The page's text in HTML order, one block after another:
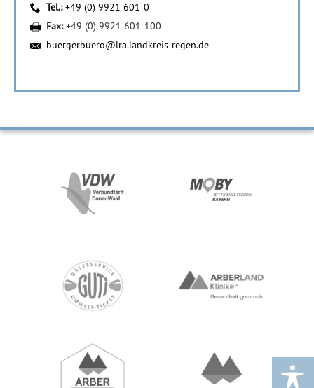
Tel.:+49 (0) 9921 601-0
Fax:+49 (0) 9921 601-100
buergerbuero@lra.landkreis-regen.de